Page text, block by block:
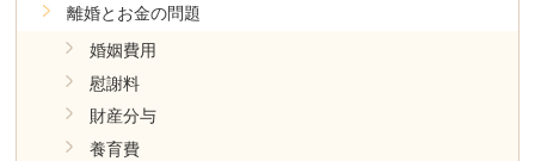
離婚とお金の問題
婚姻費用
慰謝料
財産分与
養育費